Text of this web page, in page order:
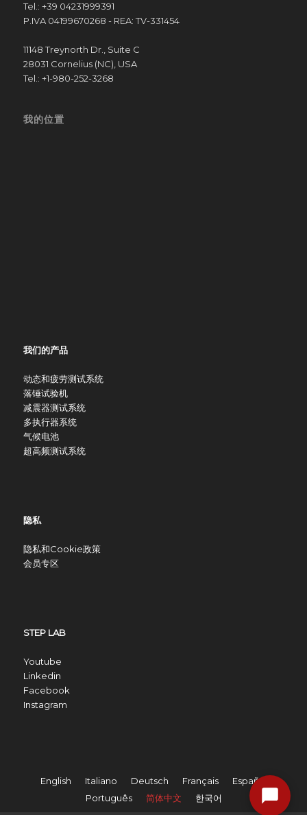
Tel.: +39 04231999391
P.IVA 04199670268 - REA: TV-331454
11148 Treynorth Dr., Suite C
28031 Cornelius (NC), USA
Tel.: +1-980-252-3268
我的位置
我们的产品
动态和疲劳测试系统
落锤试验机
减震器测试系统
多执行器系统
气候电池
超高频测试系统
隐私
隐私和Cookie政策
会员专区
STEP LAB
Youtube
Linkedin
Facebook
Instagram
English Italiano Deutsch Français
Español
Português
简体中文 한국어